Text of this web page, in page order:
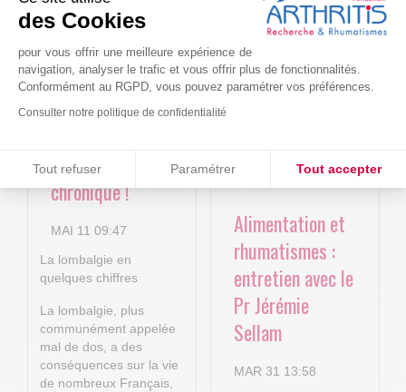
des Cookies
pour vous offrir une meilleure expérience de
navigation, analyser le trafic et vous offrir plus de fonctionnalités.
Conformément au RGPD, vous pouvez paramétrer vos préférences.
Consulter notre politique de confidentialité
Tout refuser Paramétrer Tout accepter
Axeptio consent
Plateforme de Gestion du Consentement : Personnalisez vos
Notre plateforme vous permet d'adapter et de gérer vos
4P : Les
nouvelles
technologies
numériques au
lombalgie
chronique !
MAI 11 09:47
La lombalgie en
quelques chiffres
La lombalgie, plus
communément appelée
mal de dos, a des
conséquences sur la vie
de nombreux Français,
Cure-RA
AVR 22 15:01
Alimentation et
rhumatismes :
entretien avec le
Pr Jérémie
Sellam
MAR 31 13:58